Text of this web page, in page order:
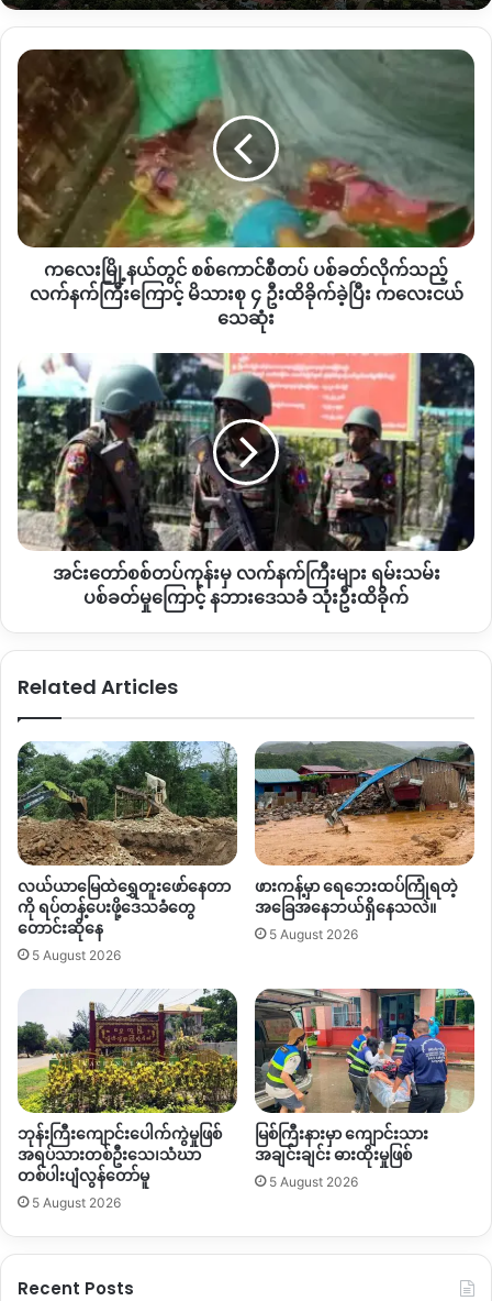
နေသော နိုင်ငံရေးမတည်ငြိမ်မှုကြောင့် နေရပ်ပြန်နိုင်ခြင်းမရှိသည့်
အပြင် ဘုရားကျောင်းဝင်းတွင်လည်း ဆက်လက်နေထိုင်ရန်
အခက်အခဲရှိလာသည့်အပေါ် နေရာအသစ်သို့ ပြောင်းရွှေ့နေထိုင်ကြ
ရန် ဆုံးဖြတ်ထားကြသည်ဟုသိရသည်။
ထို့ကြောင့် နယ်မြေအသစ်သို့ ပြောင်းရွှေ့နေထိုင်ရန်နှင့်
ကလေးသူငယ်များ၏ ပညာရေး၊ ကျန်းမာရေးအတွက်လည်း
သက်ဆိုင်ရာတာဝန်ရှိသည့် အဖွဲ့အစည်းများအနေဖြင့် ဝိုင်းဝန်းကူညီ
ထောက်ပံ့ပေးရန် လိုအပ်နေသည်ဟု စစ်ရှောင်အမျိုးသမီးတစ်ဦးက
တောင်းဆိုထားသည်။
ကျွန်မတို့အခုက ပြောင်းရွေ့ဖို့လုပ်နေတဲ့ အတွင်းဖြစ်တဲ့အတွက်
ကူညီထောက်ပံ့ပေးဖို့ကအဓိကပေါ့၊ပြီးတော့ ကျွန်မတို့ မိဘတွေကို
ဖြစ်နိုင်ရင် ငွေကြေးအားဖြင့် ကူညီပေးနိုင်ရင်တော့ အကောင်းဆုံးပါ။
မိဘတွေအနေနဲ့ ကလေးတွေ စားသောက်ဖို့ ကိုလုပ်ပေးနိုင်ပေမဲ့
ကလေးတွေရဲ့ ပညာရေးပိုင်း မှာထောက်ပံ့ပေးဖို့ အခက်အခဲတွေ
အများကြီးရှိတယ်၊ ကျွန်မတို့ စစ်ရှောင်တွေကို အမြင်မသေးဘဲ
တကယ်ကို ကူညီပေးဖို့လည်းတောင်းဆိုချင်ပါတယ်”ဟုပြောသည်။
လက်ရှိတွင် စစ်ရှောင်များသည် ပြောင်းရွှေ့နေထိုင် အခက်အခဲများရှိ
နေသည့်အပြင် ကုန်စျေးနှုန်းများမြင့်တက်နေမှုကြောင့် စားဝတ်နေ
၂၀၂၀ ခုနှစ် NLDအစိုးရလက်ထက်တွင် လက်ရှိ လျာထားသည့် မြေ
အဆိုပါ စီမံကိန်း ပျက်ပြယ်သွားခဲ့ရပြီး လက်ရှိတွင် စစ်ရှောင်ပြည်
သူများက ၎င်းတို့၏ စီမံကိန်း ကိုယ်ထူကိုယ်ထ စနစ်ဖြင့် ပြောင်းရွှေ့
နေထိုင်ရန် ပြင်ဆင်နေခြင်းလည်းဖြစ်သည်ဟု စစ်ရှောင်များက
ပြောသည်။
အဆိုပါ စစ်ရှောင်များသည် နားခရိန်၊ နောင်းပါ၊ ဂလောင်း၊ နမ်းမာ စ
သည့်ကျေးရွာများမှ ဒေသခံများဖြစ်ကြပြီး ၂၀၁၂ ခုနှစ် စစ်ကောင်စီ
တပ်နှင့် ကချင်လွတ်လပ်ရေးတပ်မတော်
ရှောင်းခဲ့ရသည့် စစ်ရှောင်များဖြစ်သည်။
Copy URL
ကလေး
မြို့နယ်
တွင်
စစ်
ကောင်စီ
တပ်
ပစ်ခတ်
လိုက်
သည့်
လက်နက်ကြီး
ကြောင့်
ဦး
ထိခိုက်
ခဲ့
ပြီး
ကလေး
ငယ်
သေဆုံး
ကလေးမြို့နယ်တွင် စစ်ကောင်စီတပ် ပစ်ခတ်လိုက်သည့်
လက်နက်ကြီးကြောင့် မိသားစု ၄ ဦးထိခိုက်ခဲ့ပြီး ကလေးငယ်
သေဆုံး
အင်း
တော်
စစ်တပ်
ကုန်း
မှ
လက်နက်ကြီး
များ
ရမ်း
သမ်း
ပစ်ခတ်
ဘား
ဦး
ထိခိုက်
အင်းတော်စစ်တပ်ကုန်းမှ လက်နက်ကြီးများ ရမ်းသမ်း
ပစ်ခတ်မှုကြောင့် နဘားဒေသခံ သုံးဦးထိခိုက်
Related Articles
လယ်ယာမြေထဲရွှေတူးဖော်နေတာ
ကို ရပ်တန့်ပေးဖို့ဒေသခံတွေ
တောင်းဆိုနေ
5 August 2026
ဖားကန့်မှာ ရေဘေးထပ်ကြုံရတဲ့
အခြေအနေဘယ်ရှိနေသလဲ။
5 August 2026
ဘုန်းကြီးကျောင်းပေါက်ကွဲမှုဖြစ်
အရပ်သားတစ်ဦးသေ၊သံဃာ
တစ်ပါးပျံလွန်တော်မူ
5 August 2026
မြစ်ကြီးနားမှာ ကျောင်းသား
အချင်းချင်း ဓားထိုးမှုဖြစ်
5 August 2026
Recent Posts